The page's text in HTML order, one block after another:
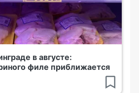
в августе:
филе приближается